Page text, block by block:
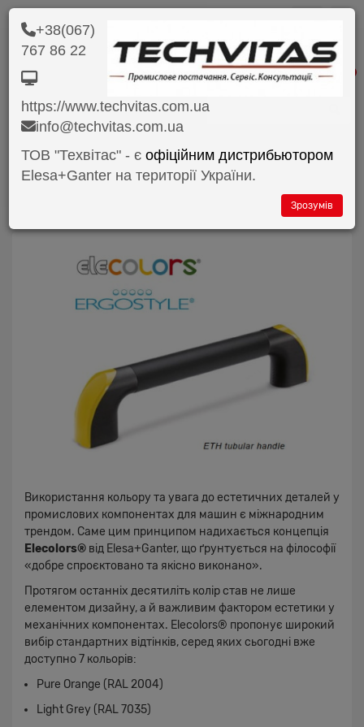
0 800 33 45 98
0 67 890 62 62
Продукція
та ZOLLER: унікальний кейс застосування кольорових ручок ETH
Elesa+Ganter та ZOLLER: дизайн і
функціональність у кожній деталі
Використання кольору та увага до естетичних деталей у
промислових компонентах для машин є міжнародним
трендом. Саме цим принципом надихається концепція
Elecolors® від Elesa+Ganter, що ґрунтується на філософії
«добре спроєктовано та якісно виконано».
Протягом останніх десятиліть колір став не лише
елементом дизайну, а й важливим фактором естетики у
механічних компонентах. Elecolors® пропонує широкий
вибір стандартних відтінків, серед яких сьогодні вже
доступно 7 кольорів:
Pure Orange (RAL 2004)
Light Grey (RAL 7035)
+38(067)
767 86 22
https://www.techvitas.com.ua
info@techvitas.com.ua
ТОВ "Техвітас" - єофіційним дистрибьютором
Elesa+Ganter на території України.
Зрозумів